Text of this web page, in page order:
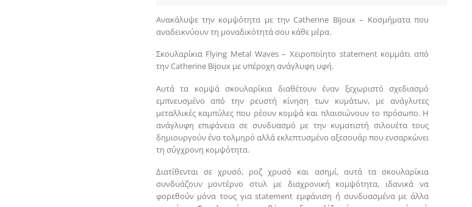
Ανακάλυψε την κομψότητα με την Catherine Bijoux – Κοσμήματα που
αναδεικνύουν τη μοναδικότητά σου κάθε μέρα.
Σκουλαρίκια Flying Metal Waves – Χειροποίητο statement κομμάτι από
την Catherine Bijoux με υπέροχη ανάγλυφη υφή.
Αυτά τα κομψά σκουλαρίκια διαθέτουν έναν ξεχωριστό σχεδιασμό
εμπνευσμένο από την ρευστή κίνηση των κυμάτων, με ανάγλυτες
μεταλλικές καμπύλες που ρέουν κομψά και πλαισιώνουν το πρόσωπο. Η
ανάγλυφη επιφάνεια σε συνδυασμό με την κυματιστή σιλουέτα τους
δημιουργούν ένα τολμηρό αλλά εκλεπτυσμένο αξεσουάρ που ενσαρκώνει
τη σύγχρονη κομψότητα.
Διατίθενται σε χρυσό, ροζ χρυσό και ασημί, αυτά τα σκουλαρίκια
συνδυάζουν μοντέρνο στυλ με διαχρονική κομψότητα, ιδανικά να
φορεθούν μόνα τους για statement εμφάνιση ή συνδυασμένα με άλλα